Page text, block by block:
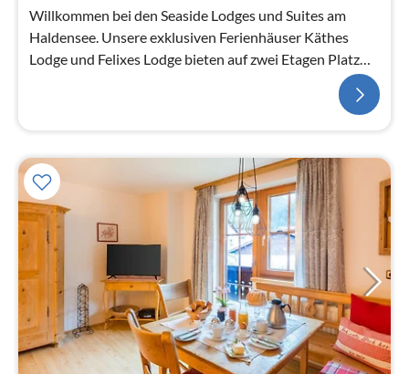
Willkommen bei den Seaside Lodges und Suites am
Haldensee. Unsere exklusiven Ferienhäuser Käthes
Lodge und Felixes Lodge bieten auf zwei Etagen Platz